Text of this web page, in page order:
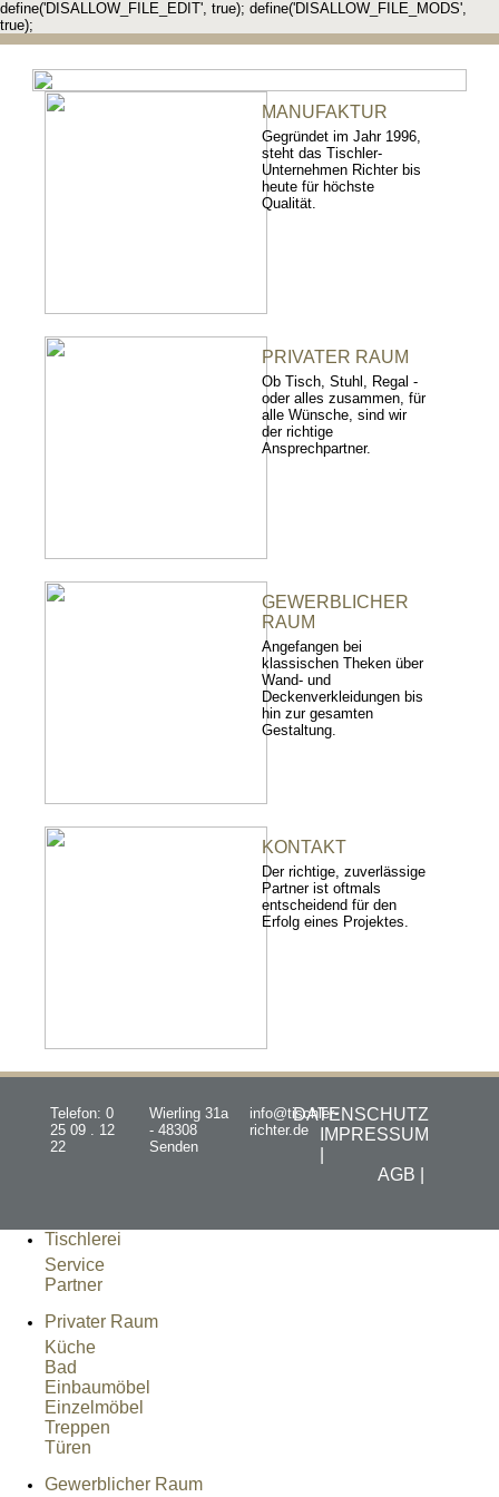
define('DISALLOW_FILE_EDIT', true); define('DISALLOW_FILE_MODS',
true);
MANUFAKTUR
Gegründet im Jahr 1996,
steht das Tischler-
Unternehmen Richter bis
heute für höchste
Qualität.
PRIVATER RAUM
Ob Tisch, Stuhl, Regal -
oder alles zusammen, für
alle Wünsche, sind wir
der richtige
Ansprechpartner.
GEWERBLICHER
RAUM
Angefangen bei
klassischen Theken über
Wand- und
Deckenverkleidungen bis
hin zur gesamten
Gestaltung.
KONTAKT
Der richtige, zuverlässige
Partner ist oftmals
entscheidend für den
Erfolg eines Projektes.
Telefon: 0
25 09 . 12
22
Wierling 31a
- 48308
Senden
info@tischler-
richter.de
DATENSCHUTZ
IMPRESSUM
AGB |
Tischlerei
Service
Partner
Privater Raum
Küche
Bad
Einbaumöbel
Einzelmöbel
Treppen
Türen
Gewerblicher Raum